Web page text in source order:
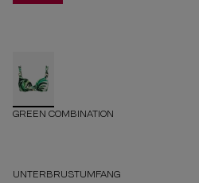
GREEN COMBINATION
UNTERBRUSTUMFANG